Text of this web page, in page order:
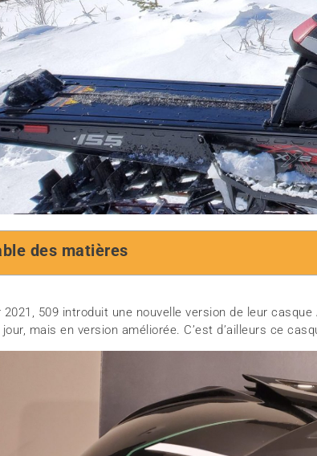
des matières
2021, 509 introduit une nouvelle version de leur
mais en version améliorée. C’est d’ailleurs ce